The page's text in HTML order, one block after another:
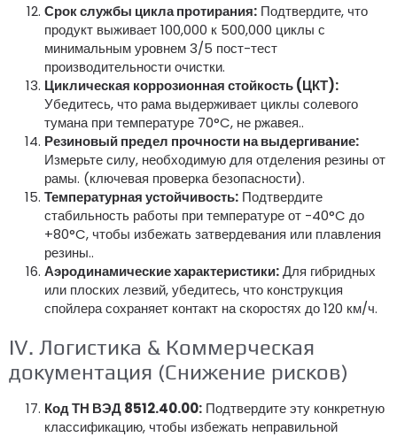
Срок службы цикла протирания: Подтвердите, что
продукт выживает 100,000 к 500,000 циклы с
минимальным уровнем 3/5 пост-тест
производительности очистки.
Циклическая коррозионная стойкость (ЦКТ):
Убедитесь, что рама выдерживает циклы солевого
тумана при температуре 70°C, не ржавея..
Резиновый предел прочности на выдергивание:
Измерьте силу, необходимую для отделения резины от
рамы. (ключевая проверка безопасности).
Температурная устойчивость: Подтвердите
стабильность работы при температуре от -40°C до
+80°C, чтобы избежать затвердевания или плавления
резины..
Аэродинамические характеристики:Для гибридных
или плоских лезвий, убедитесь, что конструкция
спойлера сохраняет контакт на скоростях до 120 км/ч.
IV. Логистика & Коммерческая
документация (Снижение рисков)
Код ТН ВЭД 8512.40.00: Подтвердите эту конкретную
классификацию, чтобы избежать неправильной